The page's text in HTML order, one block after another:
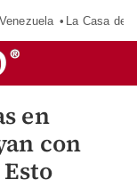
La Casa de
en
con